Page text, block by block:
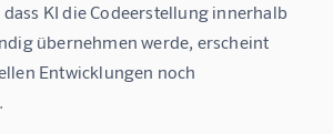
KI die Codeerstellung innerhalb
übernehmen werde, erscheint
Entwicklungen noch